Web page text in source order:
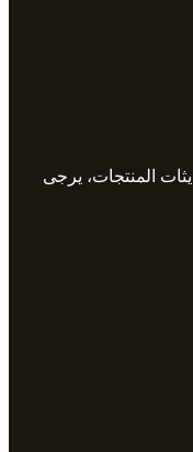
المنتجات، يرجى